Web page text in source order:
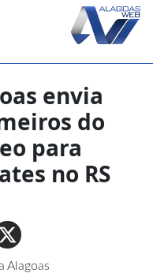
envia
do
para
no RS
Alagoas